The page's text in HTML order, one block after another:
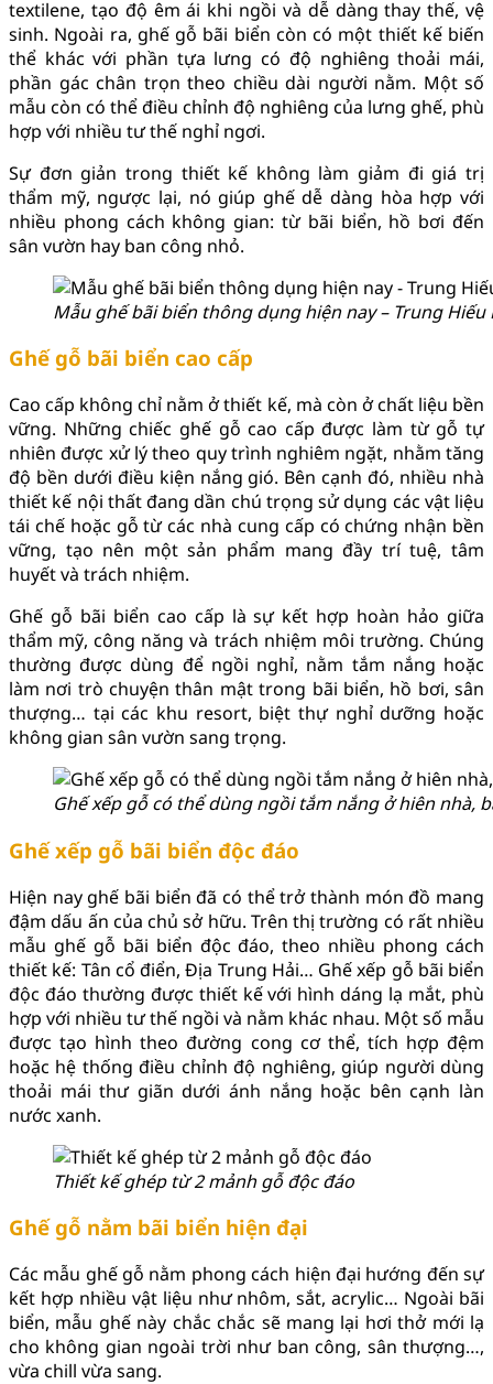
textilene, tạo độ êm ái khi ngồi và dễ dàng thay thế, vệ
sinh. Ngoài ra, ghế gỗ bãi biển còn có một thiết kế biến
thể khác với phần tựa lưng có độ nghiêng thoải mái,
phần gác chân trọn theo chiều dài người nằm. Một số
mẫu còn có thể điều chỉnh độ nghiêng của lưng ghế, phù
hợp với nhiều tư thế nghỉ ngơi.
Sự đơn giản trong thiết kế không làm giảm đi giá trị
thẩm mỹ, ngược lại, nó giúp ghế dễ dàng hòa hợp với
nhiều phong cách không gian: từ bãi biển, hồ bơi đến
sân vườn hay ban công nhỏ.
Mẫu ghế bãi biển thông dụng hiện nay – Trung Hiếu
Ghế gỗ bãi biển cao cấp
Cao cấp không chỉ nằm ở thiết kế, mà còn ở chất liệu bền
vững. Những chiếc ghế gỗ cao cấp được làm từ gỗ tự
nhiên được xử lý theo quy trình nghiêm ngặt, nhằm tăng
độ bền dưới điều kiện nắng gió. Bên cạnh đó, nhiều nhà
thiết kế nội thất đang dần chú trọng sử dụng các vật liệu
tái chế hoặc gỗ từ các nhà cung cấp có chứng nhận bền
vững, tạo nên một sản phẩm mang đầy trí tuệ, tâm
huyết và trách nhiệm.
Ghế gỗ bãi biển cao cấp là sự kết hợp hoàn hảo giữa
thẩm mỹ, công năng và trách nhiệm môi trường. Chúng
thường được dùng để ngồi nghỉ, nằm tắm nắng hoặc
làm nơi trò chuyện thân mật trong bãi biển, hồ bơi, sân
thượng… tại các khu resort, biệt thự nghỉ dưỡng hoặc
không gian sân vườn sang trọng.
Ghế xếp gỗ có thể dùng ngồi tắm nắng ở hiên nhà,
Ghế xếp gỗ bãi biển độc đáo
Hiện nay ghế bãi biển đã có thể trở thành món đồ mang
đậm dấu ấn của chủ sở hữu. Trên thị trường có rất nhiều
mẫu ghế gỗ bãi biển độc đáo, theo nhiều phong cách
thiết kế: Tân cổ điển, Địa Trung Hải… Ghế xếp gỗ bãi biển
độc đáo thường được thiết kế với hình dáng lạ mắt, phù
hợp với nhiều tư thế ngồi và nằm khác nhau. Một số mẫu
được tạo hình theo đường cong cơ thể, tích hợp đệm
hoặc hệ thống điều chỉnh độ nghiêng, giúp người dùng
thoải mái thư giãn dưới ánh nắng hoặc bên cạnh làn
nước xanh.
Thiết kế ghép từ 2 mảnh gỗ độc đáo
Ghế gỗ nằm bãi biển hiện đại
Các mẫu ghế gỗ nằm phong cách hiện đại hướng đến sự
kết hợp nhiều vật liệu như nhôm, sắt, acrylic… Ngoài bãi
biển, mẫu ghế này chắc chắc sẽ mang lại hơi thở mới lạ
cho không gian ngoài trời như ban công, sân thượng…,
vừa chill vừa sang.